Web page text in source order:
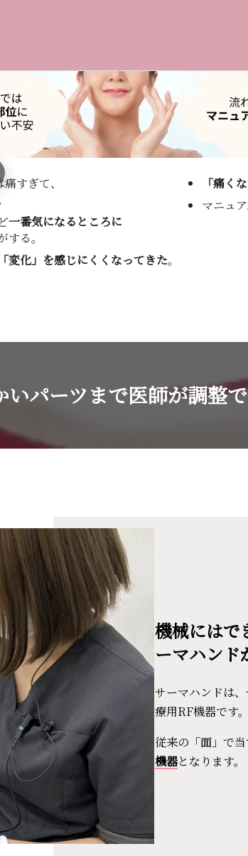
すぎて、
一番気になるところに
る。
変化」を感じにくくなってきた。
「痛く
マニュ
パーツまで医師が調整
機械にはで
ーマハンド
サーマハンドは
療用RF機器です。
従来の「面」で当
機器となります。